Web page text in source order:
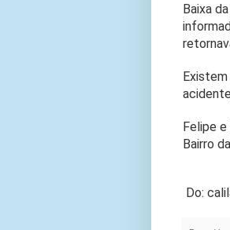
Baixa
Felipe e
Bairro
Do: